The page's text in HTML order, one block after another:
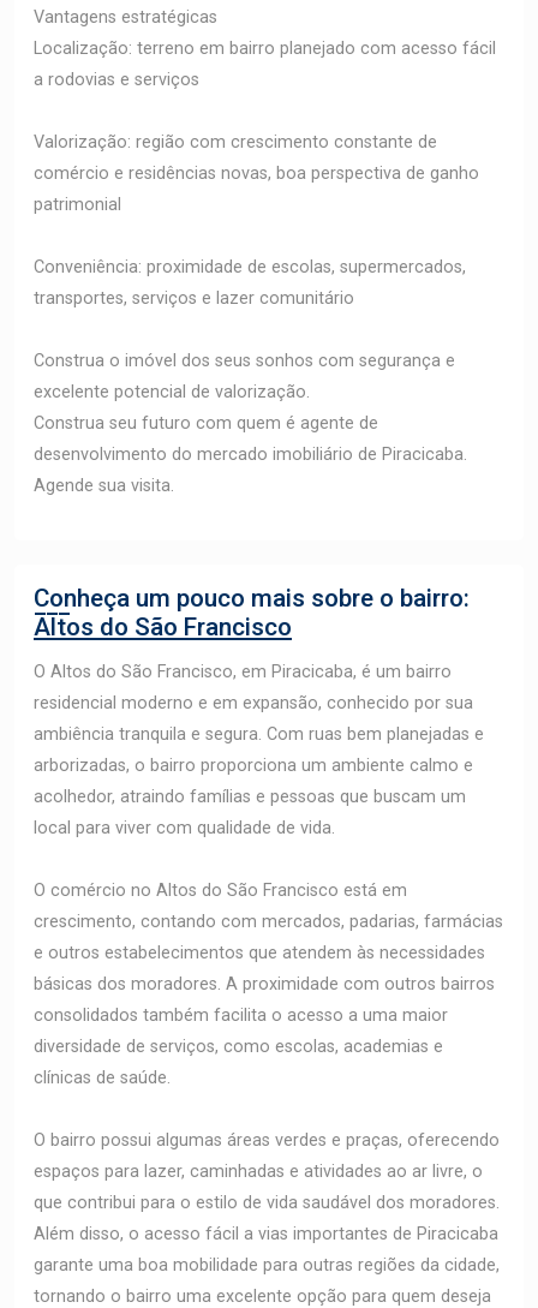
Vantagens estratégicas
Localização: terreno em bairro planejado com acesso fácil
a rodovias e serviços
Valorização: região com crescimento constante de
comércio e residências novas, boa perspectiva de ganho
patrimonial
Conveniência: proximidade de escolas, supermercados,
transportes, serviços e lazer comunitário
Construa o imóvel dos seus sonhos com segurança e
excelente potencial de valorização.
Construa seu futuro com quem é agente de
desenvolvimento do mercado imobiliário de Piracicaba.
Agende sua visita.
Conheça um pouco mais sobre o bairro:
Altos do São Francisco
O Altos do São Francisco, em Piracicaba, é um bairro
residencial moderno e em expansão, conhecido por sua
ambiência tranquila e segura. Com ruas bem planejadas e
arborizadas, o bairro proporciona um ambiente calmo e
acolhedor, atraindo famílias e pessoas que buscam um
local para viver com qualidade de vida.
O comércio no Altos do São Francisco está em
crescimento, contando com mercados, padarias, farmácias
e outros estabelecimentos que atendem às necessidades
básicas dos moradores. A proximidade com outros bairros
consolidados também facilita o acesso a uma maior
diversidade de serviços, como escolas, academias e
clínicas de saúde.
O bairro possui algumas áreas verdes e praças, oferecendo
espaços para lazer, caminhadas e atividades ao ar livre, o
que contribui para o estilo de vida saudável dos moradores.
Além disso, o acesso fácil a vias importantes de Piracicaba
garante uma boa mobilidade para outras regiões da cidade,
tornando o bairro uma excelente opção para quem deseja